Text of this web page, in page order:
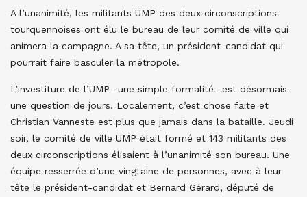
A l’unanimité, les militants UMP des deux circonscriptions
tourquennoises ont élu le bureau de leur comité de ville qui
animera la campagne. A sa tête, un président-candidat qui
pourrait faire basculer la métropole.
L’investiture de l’UMP -une simple formalité- est désormais
une question de jours. Localement, c’est chose faite et
Christian Vanneste est plus que jamais dans la bataille. Jeudi
soir, le comité de ville UMP était formé et 143 militants des
deux circonscriptions élisaient à l’unanimité son bureau. Une
équipe resserrée d’une vingtaine de personnes, avec à leur
tête le président-candidat et Bernard Gérard, député de